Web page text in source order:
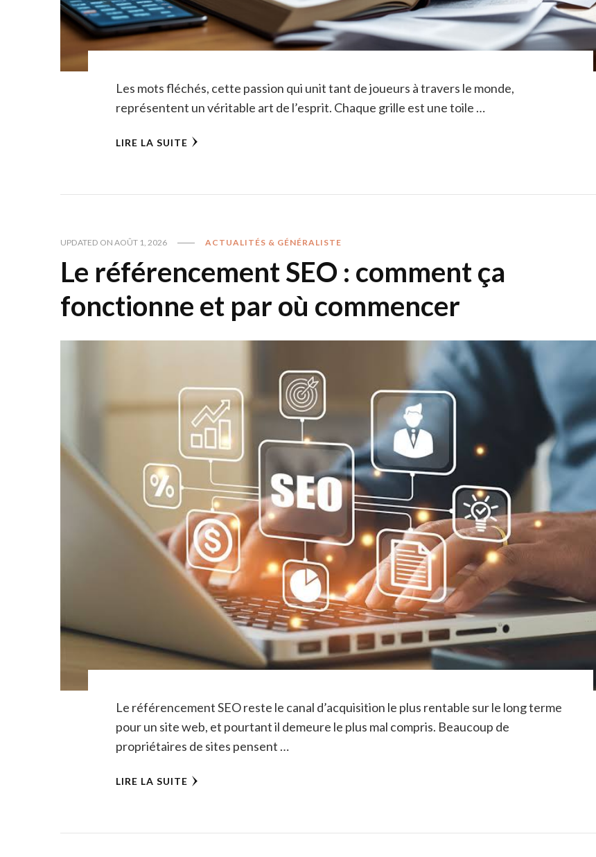
Les mots fléchés, cette passion qui unit tant de joueurs à travers le monde,
représentent un véritable art de l’esprit. Chaque grille est une toile …
LIRE LA SUITE
UPDATED ON AOÛT 1, 2026 ACTUALITÉS & GÉNÉRALISTE
Le référencement SEO : comment ça
fonctionne et par où commencer
Le référencement SEO reste le canal d’acquisition le plus rentable sur le long terme
pour un site web, et pourtant il demeure le plus mal compris. Beaucoup de
propriétaires de sites pensent …
LIRE LA SUITE